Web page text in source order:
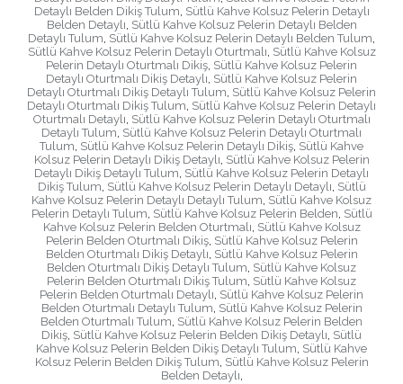
Detaylı Belden Dikiş Tulum, Sütlü Kahve Kolsuz Pelerin Detaylı
Belden Detaylı, Sütlü Kahve Kolsuz Pelerin Detaylı Belden
Detaylı Tulum, Sütlü Kahve Kolsuz Pelerin Detaylı Belden Tulum,
Sütlü Kahve Kolsuz Pelerin Detaylı Oturtmalı, Sütlü Kahve Kolsuz
Pelerin Detaylı Oturtmalı Dikiş, Sütlü Kahve Kolsuz Pelerin
Detaylı Oturtmalı Dikiş Detaylı, Sütlü Kahve Kolsuz Pelerin
Detaylı Oturtmalı Dikiş Detaylı Tulum, Sütlü Kahve Kolsuz Pelerin
Detaylı Oturtmalı Dikiş Tulum, Sütlü Kahve Kolsuz Pelerin Detaylı
Oturtmalı Detaylı, Sütlü Kahve Kolsuz Pelerin Detaylı Oturtmalı
Detaylı Tulum, Sütlü Kahve Kolsuz Pelerin Detaylı Oturtmalı
Tulum, Sütlü Kahve Kolsuz Pelerin Detaylı Dikiş, Sütlü Kahve
Kolsuz Pelerin Detaylı Dikiş Detaylı, Sütlü Kahve Kolsuz Pelerin
Detaylı Dikiş Detaylı Tulum, Sütlü Kahve Kolsuz Pelerin Detaylı
Dikiş Tulum, Sütlü Kahve Kolsuz Pelerin Detaylı Detaylı, Sütlü
Kahve Kolsuz Pelerin Detaylı Detaylı Tulum, Sütlü Kahve Kolsuz
Pelerin Detaylı Tulum, Sütlü Kahve Kolsuz Pelerin Belden, Sütlü
Kahve Kolsuz Pelerin Belden Oturtmalı, Sütlü Kahve Kolsuz
Pelerin Belden Oturtmalı Dikiş, Sütlü Kahve Kolsuz Pelerin
Belden Oturtmalı Dikiş Detaylı, Sütlü Kahve Kolsuz Pelerin
Belden Oturtmalı Dikiş Detaylı Tulum, Sütlü Kahve Kolsuz
Pelerin Belden Oturtmalı Dikiş Tulum, Sütlü Kahve Kolsuz
Pelerin Belden Oturtmalı Detaylı, Sütlü Kahve Kolsuz Pelerin
Belden Oturtmalı Detaylı Tulum, Sütlü Kahve Kolsuz Pelerin
Belden Oturtmalı Tulum, Sütlü Kahve Kolsuz Pelerin Belden
Dikiş, Sütlü Kahve Kolsuz Pelerin Belden Dikiş Detaylı, Sütlü
Kahve Kolsuz Pelerin Belden Dikiş Detaylı Tulum, Sütlü Kahve
Kolsuz Pelerin Belden Dikiş Tulum, Sütlü Kahve Kolsuz Pelerin
Belden Detaylı,